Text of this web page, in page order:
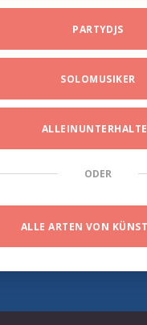
PARTYDJS
SOLOMUSIKER
ODER
ALLE ARTEN VON